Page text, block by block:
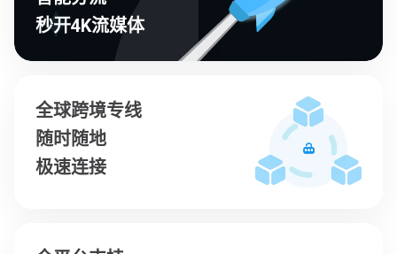
秒开4K流媒体
全球跨境专线
随时随地
极速连接